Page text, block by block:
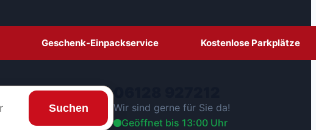
Geschenk-Einpackservice Kostenlose Parkplätze
Suchen
Wir sind gerne für Sie da!
Geöffnet bis 13:00 Uhr